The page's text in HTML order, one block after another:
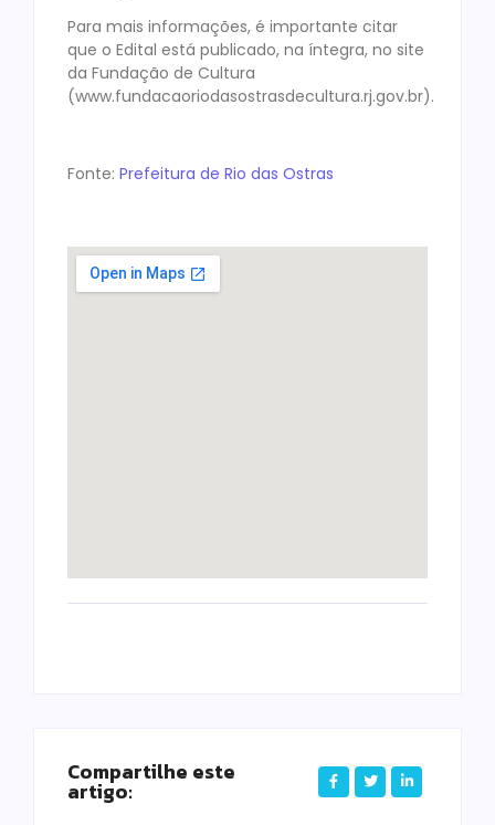
Para mais informações, é importante citar
que o Edital está publicado, na íntegra, no site
da Fundação de Cultura
(www.fundacaoriodasostrasdecultura.rj.gov.br).
Fonte: Prefeitura de Rio das Ostras
Compartilhe este
artigo: